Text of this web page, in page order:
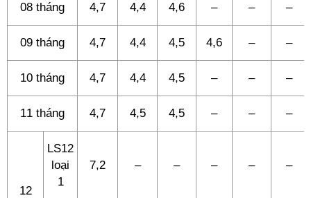
08 tháng 4,7 4,4 4,6 – – –
09 tháng 4,7 4,4 4,5 4,6 – –
10 tháng 4,7 4,4 4,5 – – –
11 tháng 4,7 4,5 4,5 – – –
12
LS12
loại
1
7,2 – – – – –